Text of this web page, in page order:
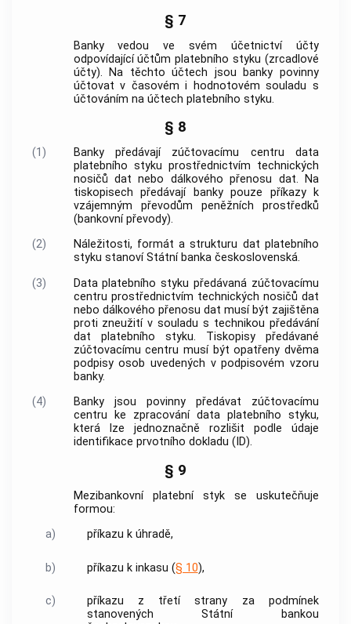
§ 7
Banky vedou ve svém účetnictví účty
odpovídající účtům platebního styku (zrcadlové
účty). Na těchto účtech jsou banky povinny
účtovat v časovém i hodnotovém souladu s
účtováním na účtech platebního styku.
§ 8
(1)
Banky předávají zúčtovacímu centru data
platebního styku prostřednictvím technických
nosičů dat nebo dálkového přenosu dat. Na
tiskopisech předávají banky pouze příkazy k
vzájemným převodům peněžních prostředků
(bankovní převody).
(2)
Náležitosti, formát a strukturu dat platebního
styku stanoví Státní banka československá.
(3)
Data platebního styku předávaná zúčtovacímu
centru prostřednictvím technických nosičů dat
nebo dálkového přenosu dat musí být zajištěna
proti zneužití v souladu s technikou předávání
dat platebního styku. Tiskopisy předávané
zúčtovacímu centru musí být opatřeny dvěma
podpisy osob uvedených v podpisovém vzoru
banky.
(4)
Banky jsou povinny předávat zúčtovacímu
centru ke zpracování data platebního styku,
která lze jednoznačně rozlišit podle údaje
identifikace prvotního dokladu (ID).
§ 9
Mezibankovní platební styk se uskutečňuje
formou:
a)
příkazu k úhradě,
b) příkazu k inkasu (§ 10),
c)
příkazu z třetí strany za podmínek
stanovenýchStátní bankou